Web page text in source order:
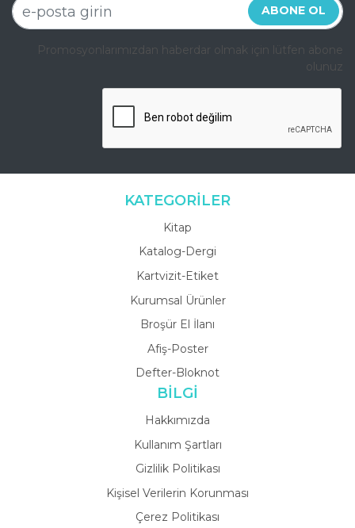
ABONE OL
Promosyonlarımızdan haberdar olmak için lütfen abone
olunuz
KATEGORİLER
Kitap
Katalog-Dergi
Kartvizit-Etiket
Kurumsal Ürünler
Broşür El İlanı
Afiş-Poster
Defter-Bloknot
BİLGİ
Hakkımızda
Kullanım Şartları
Gizlilik Politikası
Kişisel Verilerin Korunması
Çerez Politikası